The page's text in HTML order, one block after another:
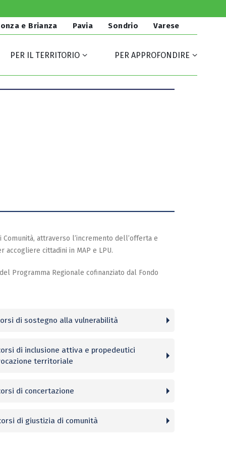
e Brianza Pavia Sondrio Varese
PER IL TERRITORIO PER APPROFONDIRE
attraverso l’incremento dell’offerta e
cittadini in MAP e LPU.
Programma Regionale cofinanziato dal Fondo
di sostegno alla vulnerabilità
di inclusione attiva e propedeutici
territoriale
di concertazione
di giustizia di comunità